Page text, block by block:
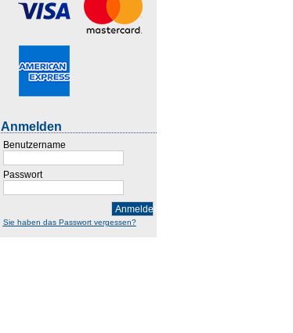
Anmelden
Benutzername
Passwort
Anmelden
Sie haben das Passwort vergessen?